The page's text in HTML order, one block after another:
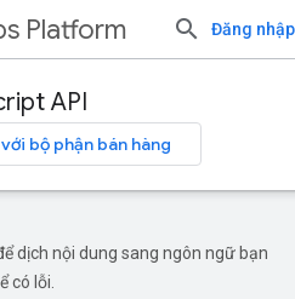
Platform Đăng nhập
API
bộ phận bán hàng
dịch nội dung sang ngôn ngữ bạn
có lỗi.